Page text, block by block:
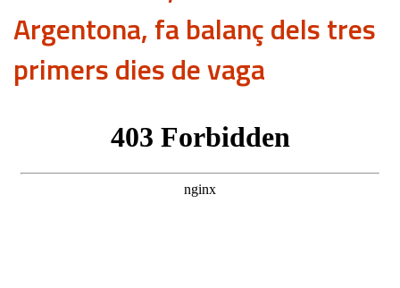
Argentona, fa balanç dels tres
primers dies de vaga